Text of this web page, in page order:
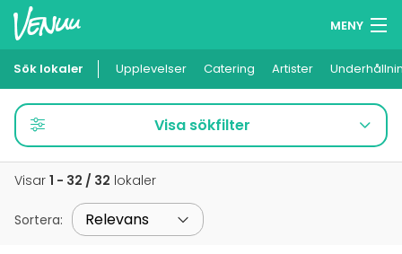
MENY
Minneslista
Logga in
Svenska
Sök lokaler Upplevelser Catering Artister
Visa sökfilter
Visar 1 - 32 / 32 lokaler
Sortera: